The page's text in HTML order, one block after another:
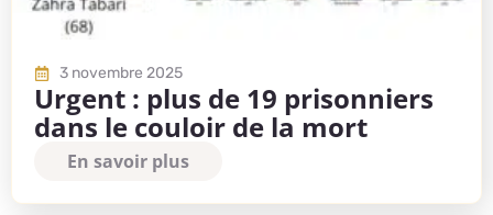
3 novembre 2025
Urgent : plus de 19 prisonniers
dans le couloir de la mort
En savoir plus